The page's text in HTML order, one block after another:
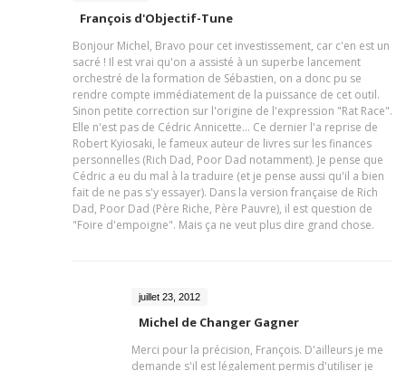
François d'Objectif-Tune
Bonjour Michel, Bravo pour cet investissement, car c'en est un
sacré ! Il est vrai qu'on a assisté à un superbe lancement
orchestré de la formation de Sébastien, on a donc pu se
rendre compte immédiatement de la puissance de cet outil.
Sinon petite correction sur l'origine de l'expression "Rat Race".
Elle n'est pas de Cédric Annicette... Ce dernier l'a reprise de
Robert Kyiosaki, le fameux auteur de livres sur les finances
personnelles (Rich Dad, Poor Dad notamment). Je pense que
Cédric a eu du mal à la traduire (et je pense aussi qu'il a bien
fait de ne pas s'y essayer). Dans la version française de Rich
Dad, Poor Dad (Père Riche, Père Pauvre), il est question de
"Foire d'empoigne". Mais ça ne veut plus dire grand chose.
juillet 23, 2012
Michel de Changer Gagner
Merci pour la précision, François. D'ailleurs je me
demande s'il est légalement permis d'utiliser je